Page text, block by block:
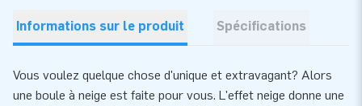
Informations sur le produit Spécifications
Vous voulez quelque chose d'unique et extravagant? Alors
une boule à neige est faite pour vous. L'effet neige donne une